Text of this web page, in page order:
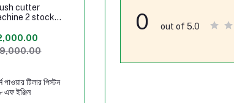
cutter
2 stock
পাওয়ার টিলার পিস্টন
এফ ইঞ্জিন
0 out of 5.0